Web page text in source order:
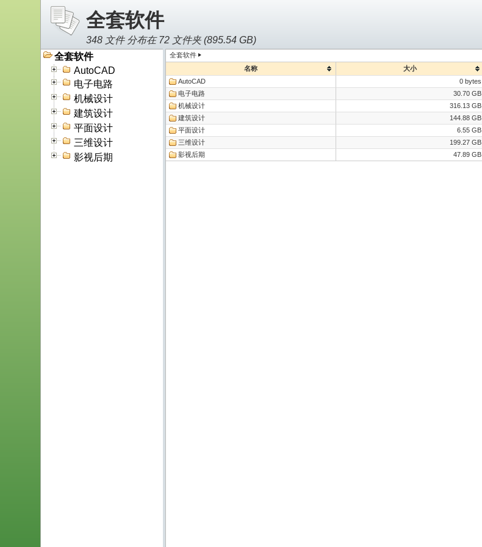
全套软件
348 文件 分布在 72 文件夹 (895.54 GB)
全套软件
AutoCAD
电子电路
机械设计
建筑设计
平面设计
三维设计
影视后期
全套软件
名称
大小
AutoCAD
0 bytes
电子电路
30.70 GB
机械设计
316.13 GB
建筑设计
144.88 GB
平面设计
6.55 GB
三维设计
199.27 GB
影视后期
47.89 GB